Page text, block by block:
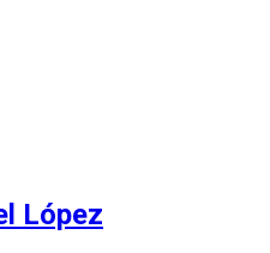
López